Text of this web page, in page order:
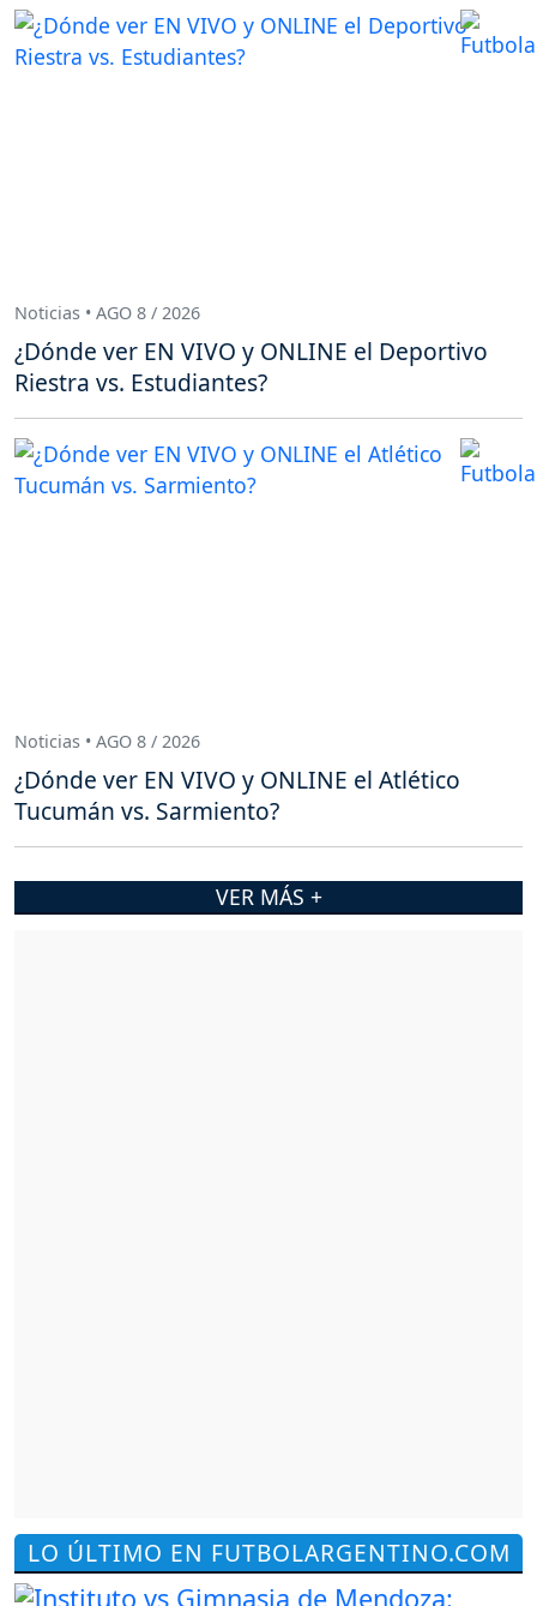
LO ÚLTIMO EN FUTBOLARGENTINO.COM
Noticias • AGO 8 / 2026
¿Dónde ver EN VIVO y ONLINE el Deportivo
Riestra vs. Estudiantes?
Noticias • AGO 8 / 2026
¿Dónde ver EN VIVO y ONLINE el Atlético
Tucumán vs. Sarmiento?
VER MÁS +